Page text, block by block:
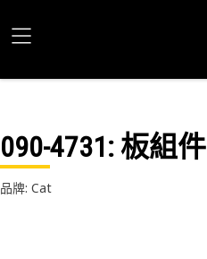
090-4731: 板組件
品牌: Cat